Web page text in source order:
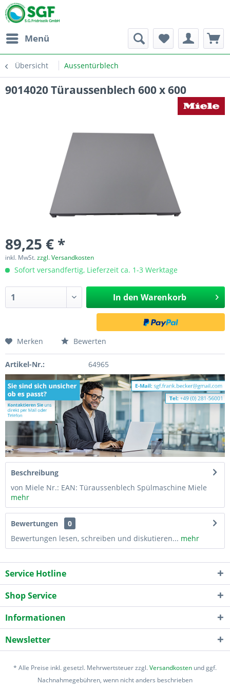
Menü
Übersicht Aussentürblech
9014020 Türaussenblech 600 x 600
89,25 € *
inkl. MwSt.zzgl. Versandkosten
Sofort versandfertig, Lieferzeit ca. 1-3 Werktage
In den Warenkorb
Merken Bewerten
Artikel-Nr.: 64965
Beschreibung
von Miele Nr.: EAN: Türaussenblech Spülmaschine Miele
mehr
Bewertungen
0
Bewertungen lesen, schreiben und diskutieren... mehr
Service Hotline
Shop Service
Informationen
Newsletter
* Alle Preise inkl. gesetzl. Mehrwertsteuer zzgl.Versandkosten und ggf.
Nachnahmegebühren, wenn nicht anders beschrieben